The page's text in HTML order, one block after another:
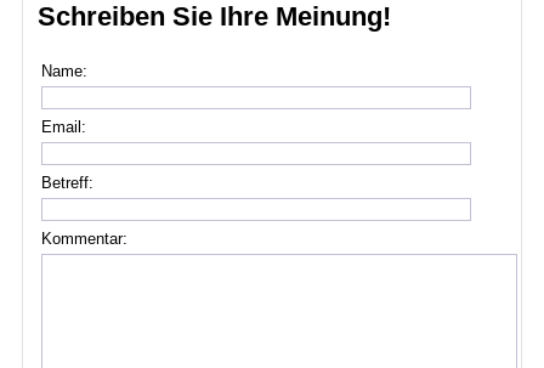
Schreiben Sie Ihre Meinung!
Name:
Email:
Betreff:
Kommentar: